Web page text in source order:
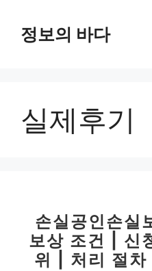
정보의 바다
실제후기
손실공인손실
보상 조건 | 신
위 | 처리 절